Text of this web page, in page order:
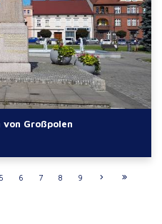
Großpolen
5 6 7 8 9